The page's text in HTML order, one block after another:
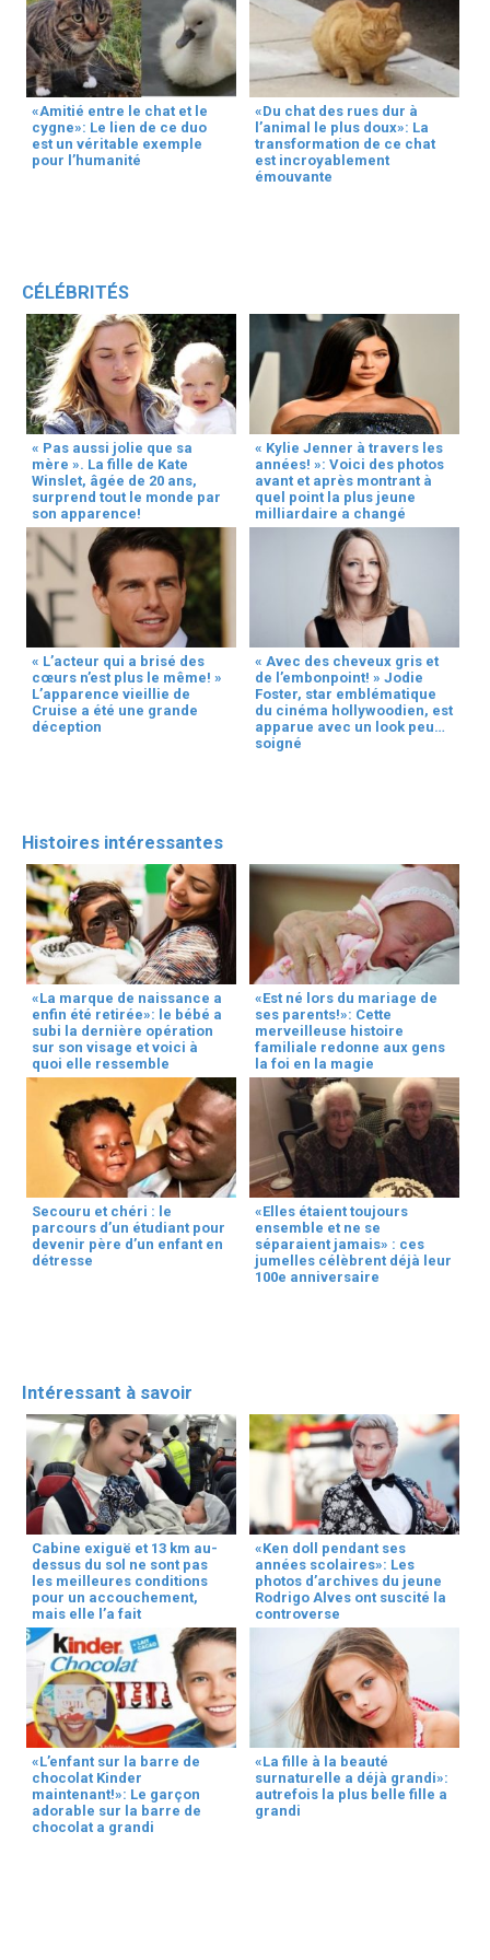
«Amitié entre le chat et le
cygne»: Le lien de ce duo
est un véritable exemple
pour l’humanité
«Du chat des rues dur à
l’animal le plus doux»: La
transformation de ce chat
est incroyablement
émouvante
CÉLÉBRITÉS
« Pas aussi jolie que sa
mère ». La fille de Kate
Winslet, âgée de 20 ans,
surprend tout le monde par
son apparence!
« Kylie Jenner à travers les
années! »: Voici des photos
avant et après montrant à
quel point la plus jeune
milliardaire a changé
« L’acteur qui a brisé des
cœurs n’est plus le même! »
L’apparence vieillie de
Cruise a été une grande
déception
« Avec des cheveux gris et
de l’embonpoint! » Jodie
Foster, star emblématique
du cinéma hollywoodien, est
apparue avec un look peu
soigné
Histoires intéressantes
«La marque de naissance a
enfin été retirée»: le bébé a
subi la dernière opération
sur son visage et voici à
quoi elle ressemble
«Est né lors du mariage de
ses parents!»: Cette
merveilleuse histoire
familiale redonne aux gens
la foi en la magie
Secouru et chéri : le
parcours d’un étudiant pour
devenir père d’un enfant en
détresse
«Elles étaient toujours
ensemble et ne se
séparaient jamais» : ces
jumelles célèbrent déjà leur
100e anniversaire
Intéressant à savoir
Cabine exiguë et 13 km au-
dessus du sol ne sont pas
les meilleures conditions
pour un accouchement,
mais elle l’a fait
«Ken doll pendant ses
années scolaires»: Les
photos d’archives du jeune
Rodrigo Alves ont suscité la
controverse
«L’enfant sur la barre de
chocolat Kinder
maintenant!»: Le garçon
adorable sur la barre de
chocolat a grandi
«La fille à la beauté
surnaturelle a déjà grandi»:
autrefois la plus belle fille a
grandi